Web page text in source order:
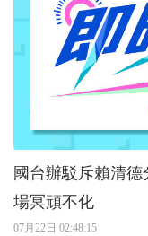
國台辦駁斥賴清
場冥頑不化
07月22日 02:48:15